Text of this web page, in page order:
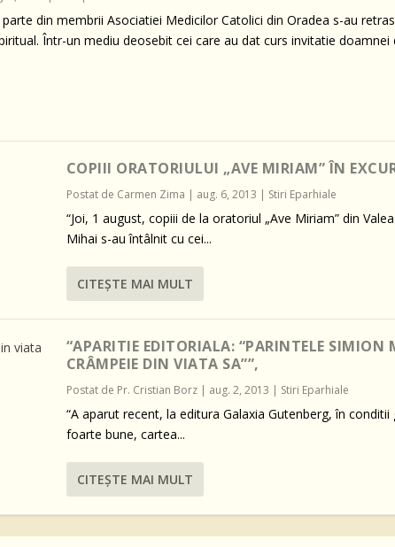
din membrii Asociatiei Medicilor Catolici din Oradea s-au
Într-un mediu deosebit cei care au dat curs invitatie doamnei
COPIII ORATORIULUI „AVE MIRIAM” ÎN
Postat de Carmen Zima | aug. 6, 2013 | Stiri Eparhiale
“Joi, 1 august, copiii de la oratoriul „Ave Miriam” din
Mihai s-au întâlnit cu cei...
CITEŞTE MAI MULT
“APARITIE EDITORIALA: “PARINTELE SIMION
CRÂMPEIE DIN VIATA SA””,
Postat de Pr. Cristian Borz| aug. 2, 2013 | Stiri Eparhiale
“A aparut recent, la editura Galaxia Gutenberg, în conditii
foarte bune, cartea...
CITEŞTE MAI MULT